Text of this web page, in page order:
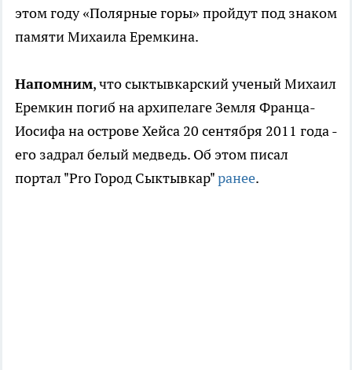
этом году «Полярные горы» пройдут под знаком
памяти Михаила Еремкина.
Напомним, что сыктывкарский ученый Михаил
Еремкин погиб на архипелаге Земля Франца-
Иосифа на острове Хейса 20 сентября 2011 года -
его задрал белый медведь. Об этом писал
портал "Pro Город Сыктывкар"ранее.